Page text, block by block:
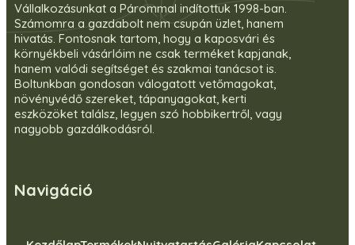
Vállalkozásunkat a Párommal indítottuk 1998-ban.
Számomra a gazdabolt nem csupán üzlet, hanem
hivatás. Fontosnak tartom, hogy a kaposvári és
környékbeli vásárlóim ne csak terméket kapjanak,
hanem valódi segítséget és szakmai tanácsot is.
Boltunkban gondosan válogatott vetőmagokat,
növényvédő szereket, tápanyagokat, kerti
eszközöket találsz, legyen szó hobbikertről, vagy
nagyobb gazdálkodásról.
Navigáció